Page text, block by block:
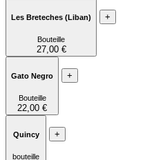
Les Breteches (Liban)
Bouteille
27,00 €
+
Gato Negro
Bouteille
22,00 €
+
Quincy
bouteille
+